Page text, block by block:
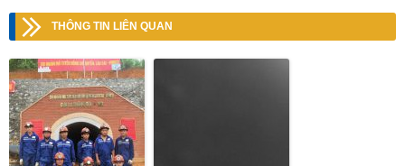
THÔNG TIN LIÊN QUAN